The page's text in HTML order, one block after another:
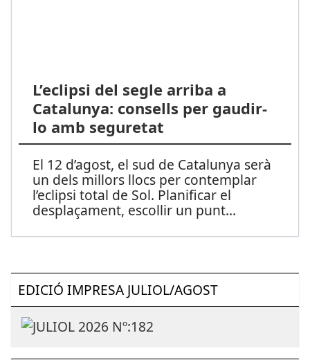
L’eclipsi del segle arriba a
Catalunya: consells per gaudir-
lo amb seguretat
El 12 d’agost, el sud de Catalunya serà
un dels millors llocs per contemplar
l’eclipsi total de Sol. Planificar el
desplaçament, escollir un punt...
EDICIÓ IMPRESA JULIOL/AGOST